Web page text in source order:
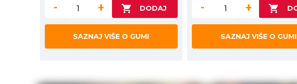
- +
SAZNAJ VIŠE O GUMI
- +
SAZNAJ VIŠE O GUMI